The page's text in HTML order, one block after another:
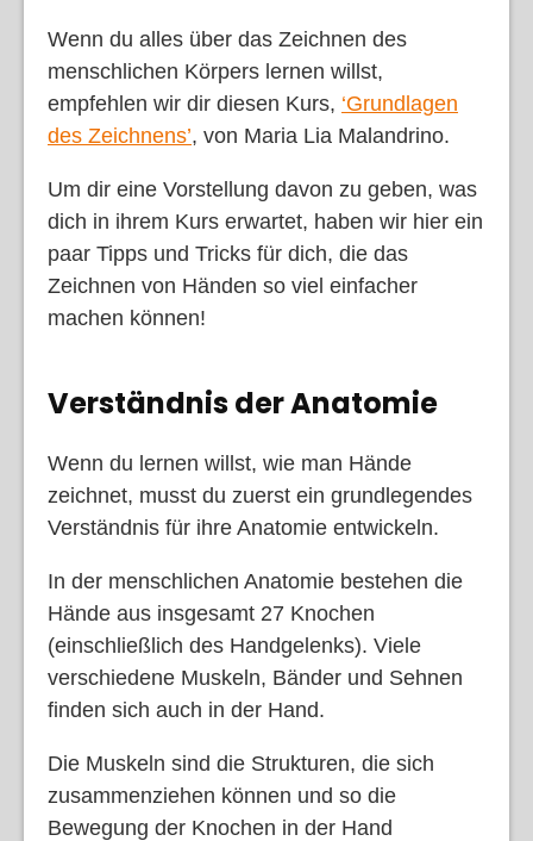
Wenn du alles über das Zeichnen des
menschlichen Körpers lernen willst,
empfehlen wir dir diesen Kurs, ‘Grundlagen
des Zeichnens’, von Maria Lia Malandrino.
Um dir eine Vorstellung davon zu geben, was
dich in ihrem Kurs erwartet, haben wir hier ein
paar Tipps und Tricks für dich, die das
Zeichnen von Händen so viel einfacher
machen können!
Verständnis der Anatomie
Wenn du lernen willst, wie man Hände
zeichnet, musst du zuerst ein grundlegendes
Verständnis für ihre Anatomie entwickeln.
In der menschlichen Anatomie bestehen die
Hände aus insgesamt 27 Knochen
(einschließlich des Handgelenks). Viele
verschiedene Muskeln, Bänder und Sehnen
finden sich auch in der Hand.
Die Muskeln sind die Strukturen, die sich
zusammenziehen können und so die
Bewegung der Knochen in der Hand